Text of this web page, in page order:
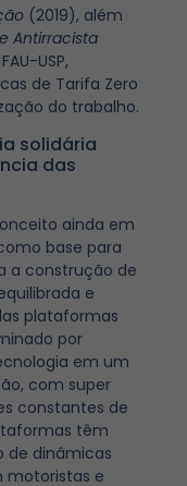
(2019), além
Antirracista
USP,
de Tarifa Zero
do trabalho.
solidária
das
ainda em
base para
a construção de
e
plataformas
por
em um
com super
constantes de
têm
de dinâmicas
motoristas e